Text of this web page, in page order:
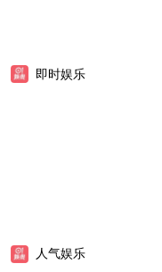
即时娱乐
人气娱乐